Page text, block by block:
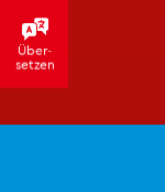
Über­
set­zen